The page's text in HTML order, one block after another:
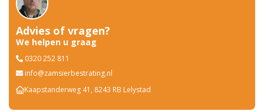
Advies of vragen?
We helpen u graag
0320 252 811
info@zamsierbestrating.nl
Kaapstanderweg 41, 8243 RB Lelystad